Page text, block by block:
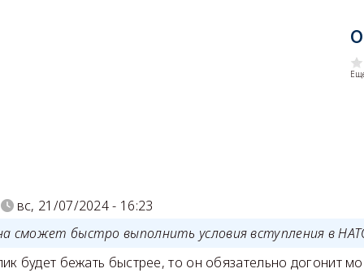
вс, 21/07/2024 - 16:23
сможет быстро выполнить условия вступления в
будет бежать быстрее, то он обязательно догонит